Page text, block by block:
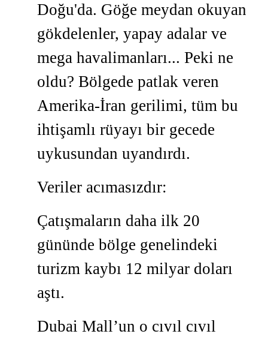
Doğu'da. Göğe meydan okuyan
gökdelenler, yapay adalar ve
mega havalimanları... Peki ne
oldu? Bölgede patlak veren
Amerika-İran gerilimi, tüm bu
ihtişamlı rüyayı bir gecede
uykusundan uyandırdı.
Veriler acımasızdır:
Çatışmaların daha ilk 20
gününde bölge genelindeki
turizm kaybı 12 milyar doları
aştı.
Dubai Mall’un o cıvıl cıvıl